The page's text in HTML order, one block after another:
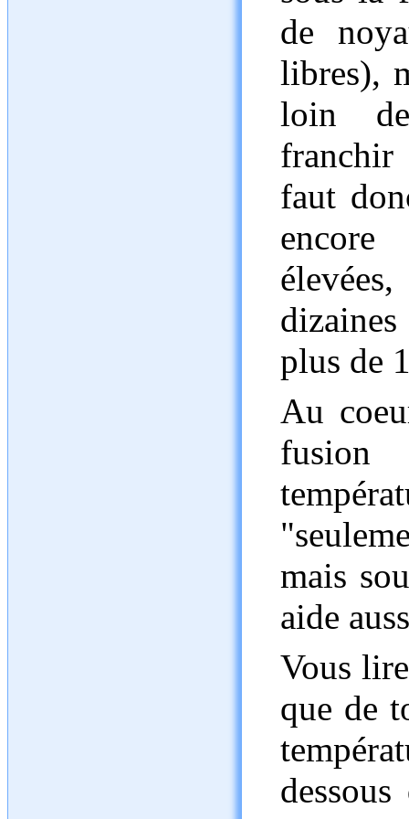
de
libres),
loin
faut
encore
plus de
Au
mais
aide
Vous
que de